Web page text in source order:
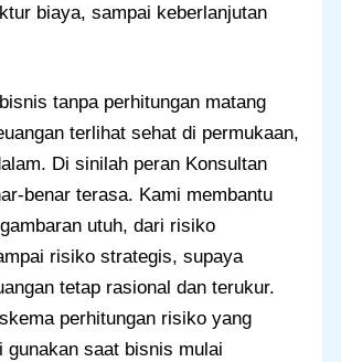
biaya, sampai keberlanjutan
tanpa perhitungan matang
terlihat sehat di permukaan,
Di sinilah peran Konsultan
benar terasa. Kami membantu
utuh, dari risiko
risiko strategis, supaya
tetap rasional dan terukur.
perhitungan risiko yang
gunakan saat bisnis mulai